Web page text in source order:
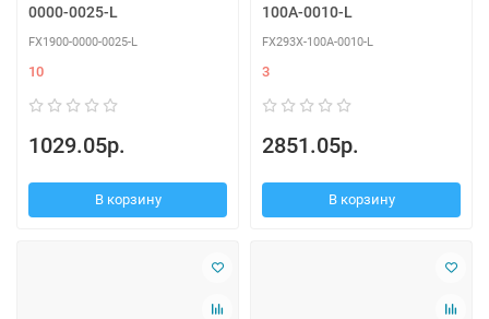
0000-0025-L
FX1900-0000-0025-L
10
1029.05р.
В корзину
100A-0010-L
FX293X-100A-0010-L
3
2851.05р.
В корзину